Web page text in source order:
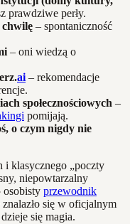
prawdziwe perły.
chwilę – spontaniczność
– oni wiedzą o
ai – rekomendacje
społecznościowych –
pomijają.
o czym nigdy nie
klasycznego „poczty
niepowtarzalny
osobisty przewodnik
się w oficjalnym
się magia.